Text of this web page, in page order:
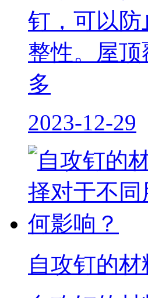
钉，可以
整性。屋
多
2023-12-29
自攻钉的